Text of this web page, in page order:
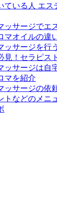
ている人 エス
ッサージでエ
マオイルの違
ッサージを行
見！セラピス
ッサージは自
マを紹介
ッサージの依
トなどのメニ